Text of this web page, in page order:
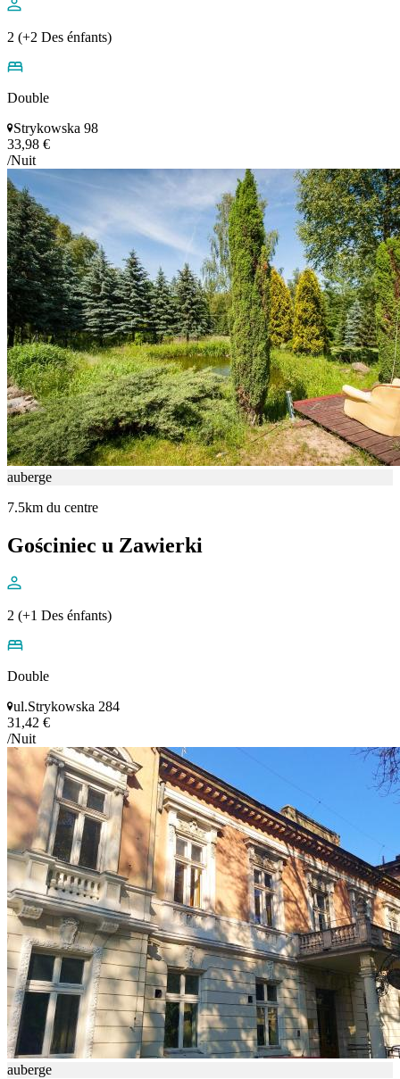
2 (+2 Des énfants)
Double
Strykowska 98
33,98 €
/Nuit
auberge
7.5km du centre
Gościniec u Zawierki
2 (+1 Des énfants)
Double
ul.Strykowska 284
31,42 €
/Nuit
auberge